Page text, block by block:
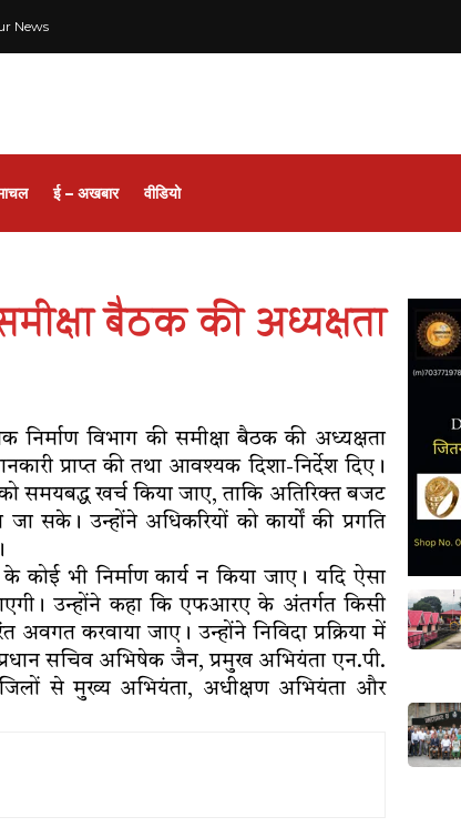
News
ई – अखबार वीडियो
बैठक की अध्यक्षता
निर्माण विभाग की समीक्षा बैठक की अध्यक्षता
प्राप्त की तथा आवश्यक दिशा-निर्देश दिए।
समयबद्ध खर्च किया जाए, ताकि अतिरिक्त बजट
सके। उन्होंने अधिकरियों को कार्यों की प्रगति
कोई भी निर्माण कार्य न किया जाए। यदि ऐसा
उन्होंने कहा कि एफआरए के अंतर्गत किसी
अवगत करवाया जाए। उन्होंने निविदा प्रक्रिया में
सचिव अभिषेक जैन, प्रमुख अभियंता एन.पी.
जिलों से मुख्य अभियंता, अधीक्षण अभियंता और